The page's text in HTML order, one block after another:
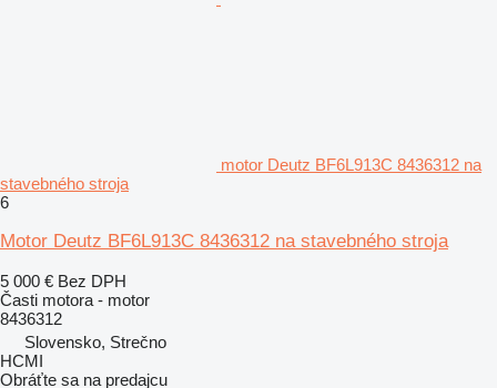
motor Deutz BF6L913C 8436312 na
stavebného stroja
6
Motor Deutz BF6L913C 8436312 na stavebného stroja
5 000 € Bez DPH
Časti motora - motor
8436312
Slovensko, Strečno
HCMI
Obráťte sa na predajcu